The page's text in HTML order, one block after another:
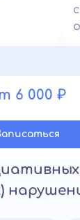
6 000 ₽